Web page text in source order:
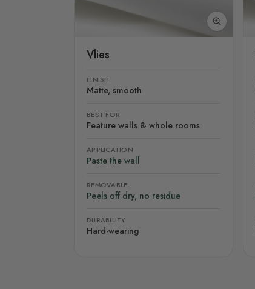
Vlies
FINISH
Matte, smooth
BEST FOR
Feature walls & whole rooms
APPLICATION
Paste the wall
REMOVABLE
Peels off dry, no residue
DURABILITY
Hard-wearing